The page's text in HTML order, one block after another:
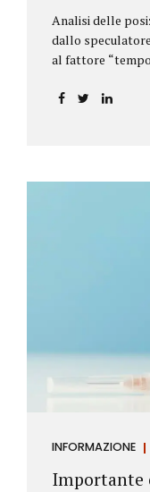
Analisi delle
dallo
al fattore
l’investitore
Investitore: è
loro
INFORMAZIONE
Importante